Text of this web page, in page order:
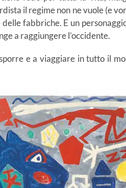
il regime non ne vuole (e
fabbriche. E un
a raggiungere l’occidente.
e a viaggiare in tutto il